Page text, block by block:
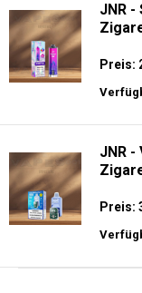
JNR -
Preis:
JNR -
Preis: